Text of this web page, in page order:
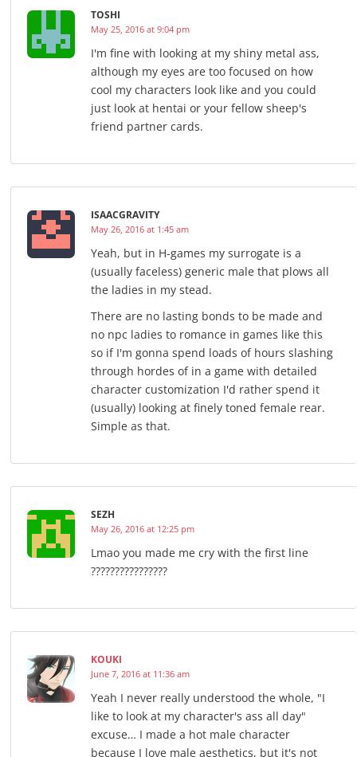
TOSHI
May 25, 2016 at 9:04 pm
I'm fine with looking at my shiny metal ass,
although my eyes are too focused on how
cool my characters look like and you could
just look at hentai or your fellow sheep's
friend partner cards.
ISAACGRAVITY
May 26, 2016 at 1:45 am
Yeah, but in H-games my surrogate is a
(usually faceless) generic male that plows all
the ladies in my stead.
There are no lasting bonds to be made and
no npc ladies to romance in games like this
so if I'm gonna spend loads of hours slashing
through hordes of in a game with detailed
character customization I'd rather spend it
(usually) looking at finely toned female rear.
Simple as that.
SEZH
May 26, 2016 at 12:25 pm
Lmao you made me cry with the first line
????????????????
KOUKI
June 7, 2016 at 11:36 am
Yeah I never really understood the whole, "I
like to look at my character's ass all day"
excuse… I made a hot male character
because I love male aesthetics, but it's not